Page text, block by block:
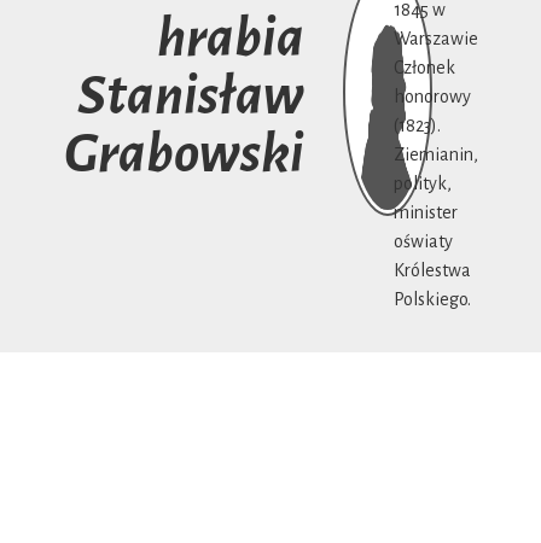
hrabia
Stanisław
Grabowski
1845 w
Warszawie
Członek
honorowy
(1823).
Ziemianin,
polityk,
minister
oświaty
Królestwa
Polskiego.